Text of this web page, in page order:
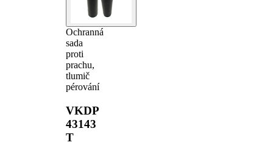
Ochranná
sada
proti
prachu,
tlumič
pérování
VKDP
43143
T